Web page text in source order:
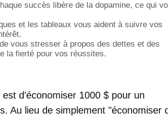
succès libère de la dopamine, ce qui
et les tableaux vous aident à suivre vos
vous stresser à propos des dettes et des
la fierté pour vos réussites.
d'économiser 1000 $ pour un
Au lieu de simplement "économiser